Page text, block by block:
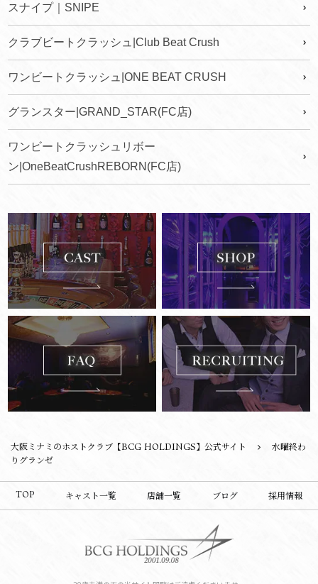
スナイプ｜SNIPE
クラブビートクラッシュ|Club Beat Crush
ワンビートクラッシュ|ONE BEAT CRUSH
グランスター|GRAND_STAR(FC店)
ワンビートクラッシュリボー
ン|OneBeatCrushREBORN(FC店)
大阪ミナミのホストクラブ【BCG HOLDINGS】公式サイト
水曜終わ
りグランゼ
TOP キャスト一覧 店舗一覧 ブログ 採用情報